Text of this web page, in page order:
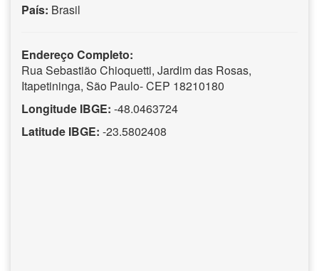
País: Brasil
Endereço Completo:
Rua Sebastião Chioquetti, Jardim das Rosas,
Itapetininga, São Paulo- CEP 18210180
Longitude IBGE: -48.0463724
Latitude IBGE: -23.5802408